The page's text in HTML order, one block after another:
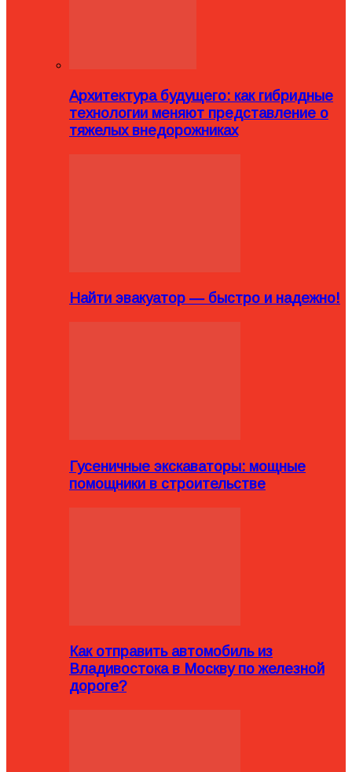
Архитектура будущего: как гибридные
технологии меняют представление о
тяжелых внедорожниках
Найти эвакуатор — быстро и надежно!
Гусеничные экскаваторы: мощные
помощники в строительстве
Как отправить автомобиль из
Владивостока в Москву по железной
дороге?